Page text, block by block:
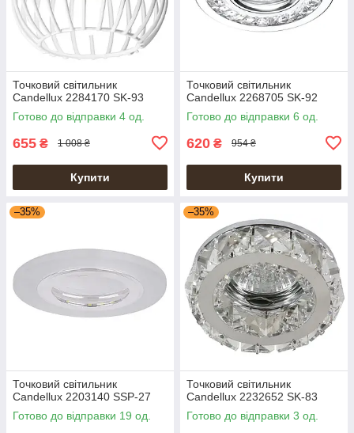
Точковий світильник
Candellux 2284170 SK-93
Готово до відправки 4 од.
655 ₴ 1 008 ₴
Купити
Точковий світильник
Candellux 2268705 SK-92
Готово до відправки 6 од.
620 ₴ 954 ₴
Купити
–35%
Точковий світильник
Candellux 2203140 SSP-27
Готово до відправки 19 од.
–35%
Точковий світильник
Candellux 2232652 SK-83
Готово до відправки 3 од.